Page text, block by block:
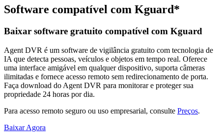
Software compatível com Kguard*
Baixar software gratuito compatível com Kguard
Agent DVR é um software de vigilância gratuito com tecnologia de
IA que detecta pessoas, veículos e objetos em tempo real. Oferece
uma interface amigável em qualquer dispositivo, suporta câmeras
ilimitadas e fornece acesso remoto sem redirecionamento de porta.
Faça download do Agent DVR para monitorar e proteger sua
propriedade 24 horas por dia.
Para acesso remoto seguro ou uso empresarial, consulte Preços.
Baixar Agora